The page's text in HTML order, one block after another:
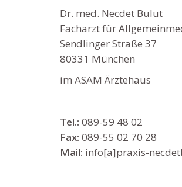
Dr. med. Necdet Bulut
Facharzt für
Sendlinger Straße 37
80331 München
im ASAM Ärztehaus
Tel.: 089-59 48 02
Fax: 089-55 02 70 28
Mail: info[a]praxis-